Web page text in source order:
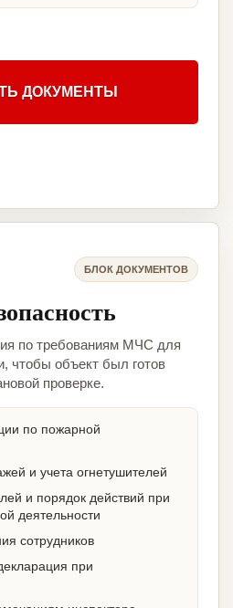
ДОКУМЕНТЫ
БЛОК ДОКУМЕНТОВ
по требованиям МЧС для
чтобы объект был готов
проверке.
по пожарной
и учета огнетушителей
и порядок действий при
деятельности
сотрудников
при